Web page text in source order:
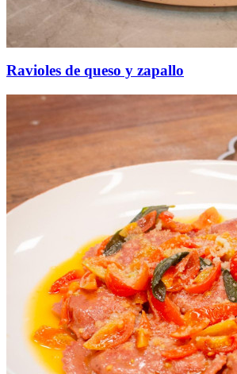
Ravioles de queso y zapallo